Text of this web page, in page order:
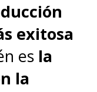
exitosa
es la
la